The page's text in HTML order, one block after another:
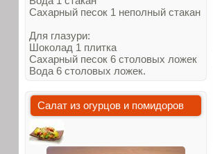
Сахарный песок 1 неполный стакан
Для глазури:
Шоколад 1 плитка
Сахарный песок 6 столовых ложек
Вода 6 столовых ложек.
Салат из огурцов и помидоров